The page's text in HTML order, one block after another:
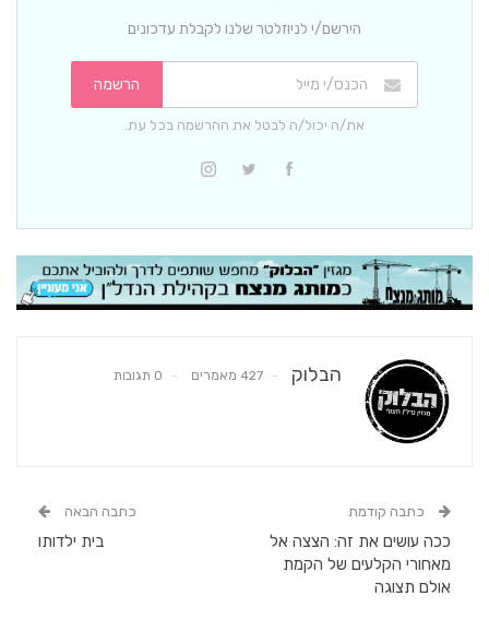
הירשם/י לניוזלטר שלנו לקבלת עדכונים
הרשמה
את/ה יכול/ה לבטל את ההרשמה בכל עת.
הבלוק 427 מאמרים 0 תגובות
כתבה קודמת
ככה עושים את זה: הצצה אל
מאחורי הקלעים של הקמת
אולם תצוגה
כתבה הבאה
בית ילדותו